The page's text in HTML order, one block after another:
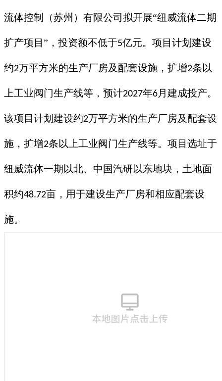
流体控制（苏州）有限公司拟开展“纽威流体二期
扩产项目”，投资额不低于5亿元。项目计划建设
约2万平方米的生产厂房及配套设施，扩增2条以
上工业阀门生产线等，预计2027年6 月建成投产。
该项目计划建设约2万平方米的生产厂房及配套设
施，扩增2条以上工业阀门生产线等。项目选址于
纽威流体一期以北、中国汽研以东地块，土地面
积约48.72亩，用于建设生产厂房和相应配套设
施。